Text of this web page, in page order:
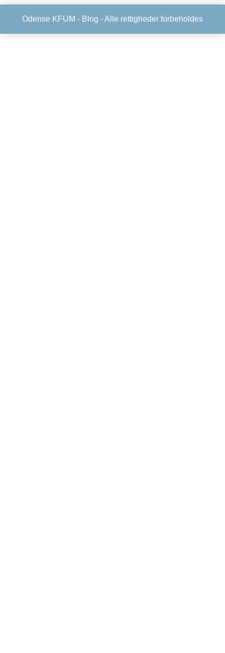
Odense KFUM - Blog - Alle rettigheder forbeholdes